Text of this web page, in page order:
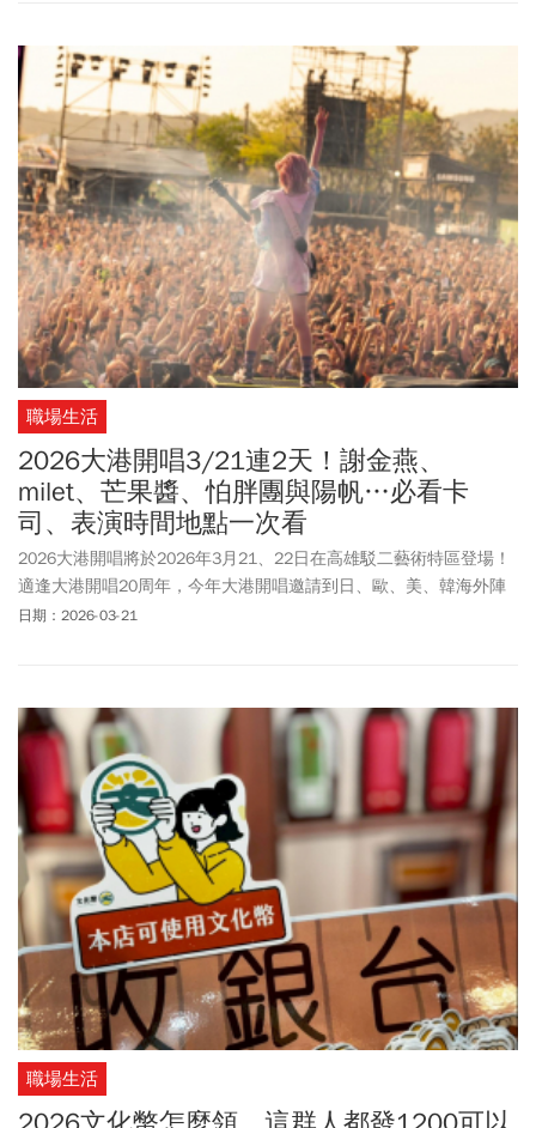
職場生活
2026大港開唱3/21連2天！謝金燕、
milet、芒果醬、怕胖團與陽帆…必看卡
司、表演時間地點一次看
2026大港開唱將於2026年3月21、22日在高雄駁二藝術特區登場！
適逢大港開唱20周年，今年大港開唱邀請到日、歐、美、韓海外陣
容，包含最受矚目的《孤獨搖滾！》動畫衍生的真人團體「團結
汁機ft.歌仔戲天后陳亞蘭、怕胖團 PAPUN BANDft.資深藝人陽帆、羅
百吉ft.寶貝，其他還有落日飛車、滅火器、康士坦的變化球、椅子樂
團等獨立樂團，更多卡司陣容、演出資訊、表演時間表、直播與轉
播平台、交管措施、活動Q&A一次看。
日期：2026-03-21
職場生活